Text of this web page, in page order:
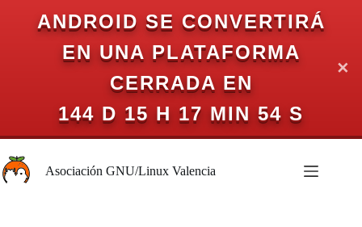
ANDROID SE CONVERTIRÁ
EN UNA PLATAFORMA
CERRADA EN
144 D 15 H 17 MIN 54 S
✕
al
contenidoAsociación GNU/Linux Valencia